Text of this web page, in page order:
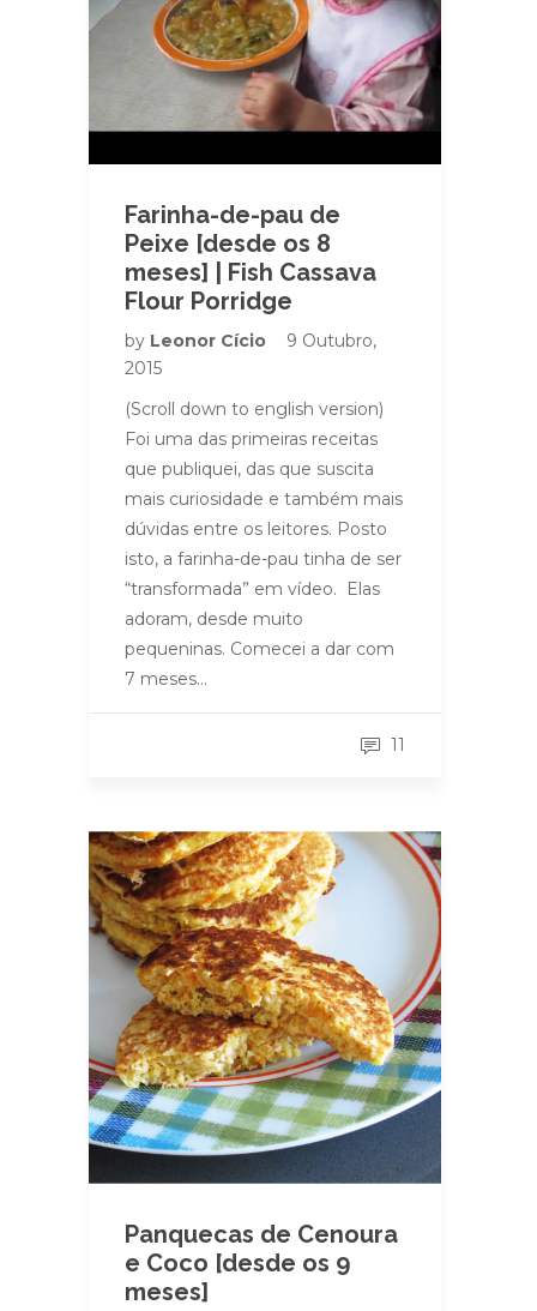
Farinha-de-pau de
Peixe [desde os 8
meses] | Fish Cassava
Flour Porridge
by Leonor Cício
9 Outubro,
2015
(Scroll down to english version)
Foi uma das primeiras receitas
que publiquei, das que suscita
mais curiosidade e também mais
dúvidas entre os leitores. Posto
isto, a farinha-de-pau tinha de ser
“transformada” em vídeo. Elas
adoram, desde muito
pequeninas. Comecei a dar com
7 meses…
11
Panquecas de Cenoura
e Coco [desde os 9
meses]